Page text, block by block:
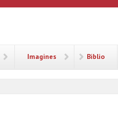
Imagines Biblio